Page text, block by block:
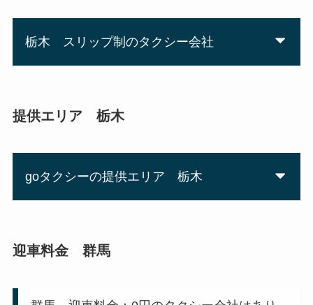
栃木 スリップ制のタクシー会社
提供エリア 栃木
goタクシーの提供エリア 栃木
迎車料金 群馬